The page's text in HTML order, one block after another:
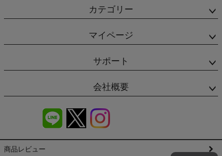
カテゴリー
マイページ
サポート
会社概要
商品レビュー